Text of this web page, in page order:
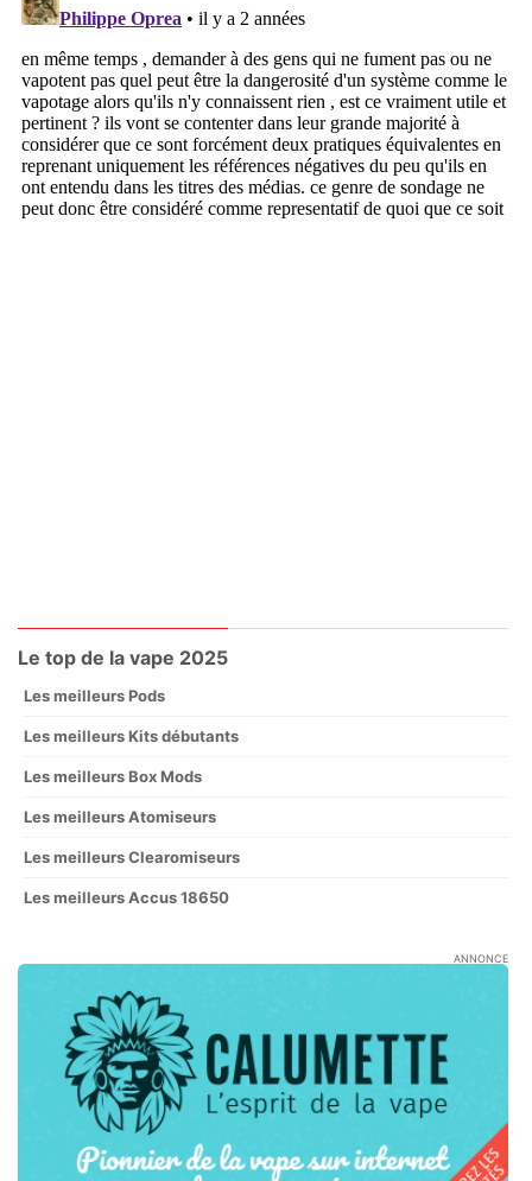
Le top de la vape 2025
Les meilleurs Pods
Les meilleurs Kits débutants
Les meilleurs Box Mods
Les meilleurs Atomiseurs
Les meilleurs Clearomiseurs
Les meilleurs Accus 18650
ANNONCE